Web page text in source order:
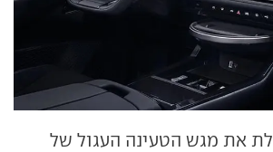
את מגש הטעינה העגול של